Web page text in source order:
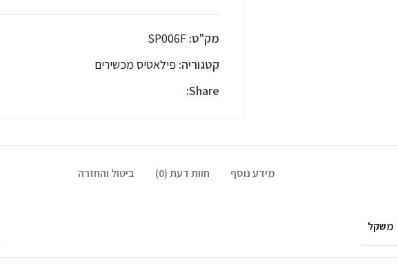
מק"ט: SP006F
קטגוריה: פילאטיס מכשירים
Share:
מידע נוסף חוות דעת (0) ביטול והחזרה
משקל